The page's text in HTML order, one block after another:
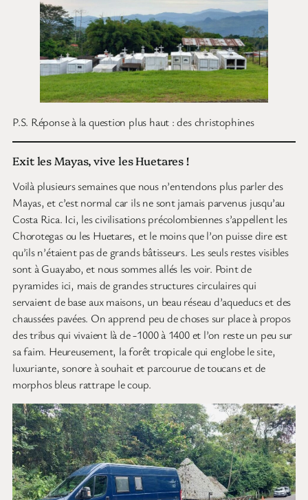
P.S. Réponse à la question plus haut : des christophines
Exit les Mayas, vive les Huetares !
Voilà plusieurs semaines que nous n’entendons plus parler des
Mayas, et c’est normal car ils ne sont jamais parvenus jusqu’au
Costa Rica. Ici, les civilisations précolombiennes s’appellent les
Chorotegas ou les Huetares, et le moins que l’on puisse dire est
qu’ils n’étaient pas de grands bâtisseurs. Les seuls restes visibles
sont à Guayabo, et nous sommes allés les voir. Point de
pyramides ici, mais de grandes structures circulaires qui
servaient de base aux maisons, un beau réseau d’aqueducs et des
chaussées pavées. On apprend peu de choses sur place à propos
des tribus qui vivaient là de -1000 à 1400 et l’on reste un peu sur
sa faim. Heureusement, la forêt tropicale qui englobe le site,
luxuriante, sonore à souhait et parcourue de toucans et de
morphos bleus rattrape le coup.